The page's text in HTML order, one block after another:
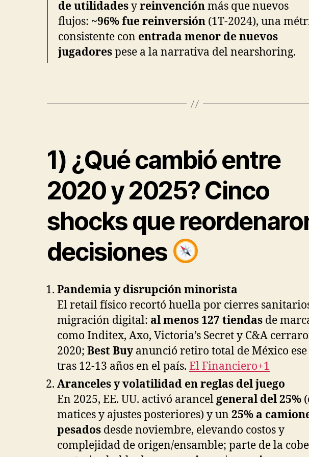
de utilidadesyreinvenciónmás que nuevos
flujos: ~96% fue reinversión (1T-2024), una
consistente con entrada menor de nuevos
jugadorespese a la narrativa del nearshoring.
1) ¿Qué cambió entre
2020 y 2025? Cinco
shocks que
decisiones
Pandemia y disrupción minorista
El retail físico recortó huella por cierres
migración digital: al menos 127 tiendas de
como Inditex, Axo, Victoria’s Secret y C&A
2020; Best Buyanunció retiro total de México ese
tras 12-13 años en el país. El Financiero+1
Aranceles y volatilidad en reglas del juego
En 2025, EE. UU. activó arancelgeneral del 25%
matices y ajustes posteriores) y un 25% a
pesados desde noviembre, elevando costos y
complejidad de origen/ensamble; parte de la